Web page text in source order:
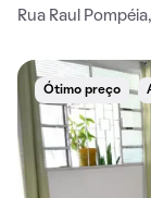
Rua Raul
Ótimo preço